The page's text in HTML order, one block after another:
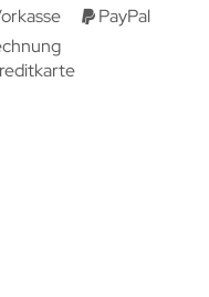
PayPal